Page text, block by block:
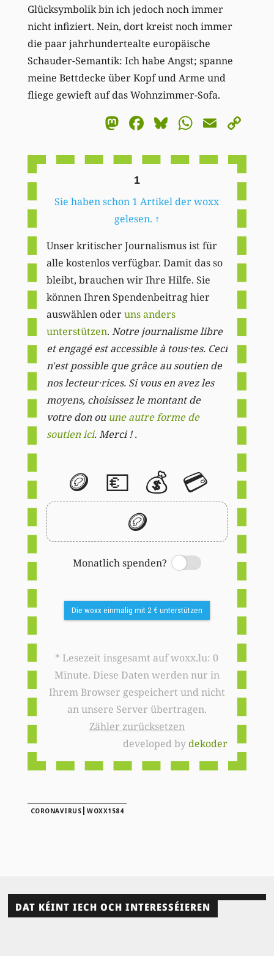
Glücksymbolik bin ich jedoch noch immer
nicht infiziert. Nein, dort kreist noch immer
die paar jahrhundertealte europäische
Schauder-Semantik: Ich habe Angst; spanne
meine Bettdecke über Kopf und Arme und
fliege gewieft auf das Wohnzimmer-Sofa.
Mastodon
Facebook
BlueskyEmail
1
Sie haben schon 1 Artikel der woxx
gelesen. ↑
Unser kritischer Journalismus ist für
alle kostenlos verfügbar. Damit das so
bleibt, brauchen wir Ihre Hilfe. Sie
können Ihren Spendenbeitrag hier
auswählen oderuns anders
unterstützen. Notre journalisme libre
et engagé est accessible à tous·tes. Ceci
n'est possible que grâce au soutien de
nos lecteur·rices. Si vous en avez les
moyens, choisissez le montant de
votre don ou une autre forme de
soutien ici. Merci ! .
🪙 💶 💰 💳
🪙
Monatlich spenden?
Switch
Die woxx einmalig mit 2 € unterstützen
* Lesezeit insgesamt auf woxx.lu: 0
Minute. Diese Daten werden nur in
Ihrem Browser gespeichert und nicht
an unsere Server übertragen.
Zähler zurücksetzen
developed bydekoder
CORONAVIRUS |WOXX1584
DAT KÉINT IECH OCH INTERESSÉIEREN